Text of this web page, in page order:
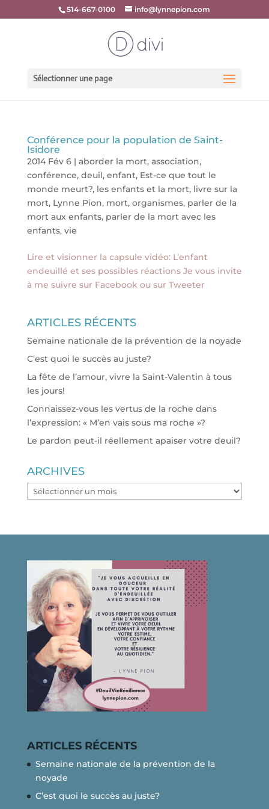
514-667-0100 info@lynnepion.com
Sélectionner une page
Conférence pour la population de Saint-
Isidore
2014 Fév 6| aborder la mort, association,
conférence, deuil, enfant, Est-ce que tout le
monde meurt?, les enfants et la mort, livre sur la
mort, Lynne Pion, mort, organismes, parler de la
mort aux enfants, parler de la mort avec les
enfants, vie
Lire et visionner la capsule vidéo: L’enfant
endeuillé et ses possibles réactions Je vous invite
à me suivre sur Facebook ou sur Tweeter
ARTICLES RÉCENTS
Semaine nationale de la prévention de la noyade
C’est quoi le succès au juste?
La fête de l’amour, vivre la Saint-Valentin à tous
les jours!
Connaissez-vous les vertus de la roche dans
l’expression: « M’en vais sous ma roche »?
Le pardon peut-il réellement apaiser votre deuil?
ARCHIVES
ARCHIVES
ARTICLES RÉCENTS
Semaine nationale de la prévention de la
noyade
C’est quoi le succès au juste?